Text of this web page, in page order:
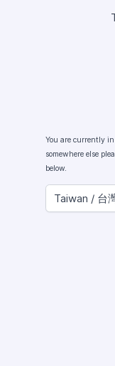
You are currently
somewhere else
below.